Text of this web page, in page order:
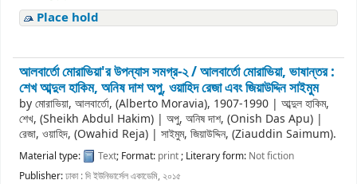
Place hold
আলবার্তো মোরাভিয়া'র উপন্যাস সমগ্র-২ /আলবার্তো মোরাভিয়া, ভাষান্তর :
শেখ আব্দুল হাকিম, অনিষ দাশ অপু, ওয়াহিদ রেজা এবং জিয়াউদ্দিন সাইমুম
byমোরাভিয়া, আলবার্তো, (Alberto Moravia), 1907-1990 | আব্দুল হাকিম,
শেখ, (Sheikh Abdul Hakim) | অপু, অনিষ দাশ, (Onish Das Apu) |
রেজা, ওয়াহিদ, (Owahid Reja) | সাইমুম, জিয়াউদ্দিন, (Ziauddin Saimum).
Material type: Text; Format: print; Literary form: Not fiction
Publisher:ঢাকা : দি ইউনিভার্সেল একাডেমি, ২০১৫